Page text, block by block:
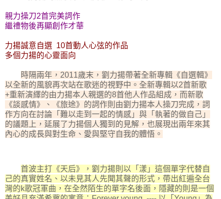
親力操刀2首完美詞作
繼禮物後再顯創作才華
力揚誠意自選 10首動人心弦的作品
多個力揚的心靈面向
時隔兩年，2011歲末，劉力揚帶著全新專輯《自選輯》
以全新的風貌再次站在歌迷的視野中。全新專輯以2首新歌
+重新演繹的由力揚本人親選的8首他人作品組成，而新歌
《談感情》、《旅途》的詞作則由劉力揚本人操刀完成，詞
作方向在討論「難以走到一起的情感」與「執著的做自己」
的議題上，延展了力揚個人獨到的見解，也展現出兩年來其
內心的成長與對生命、愛與堅守自我的體悟。
首波主打《天后》，劉力揚則以「漾」這個單字代替自
己的真實姓名、以未見其人先聞其聲的形式，帶出紅遍全台
灣的k歌冠軍曲，在全然陌生的單字名後面，隱藏的則是一個